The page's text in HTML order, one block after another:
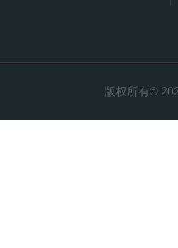
版权所有©